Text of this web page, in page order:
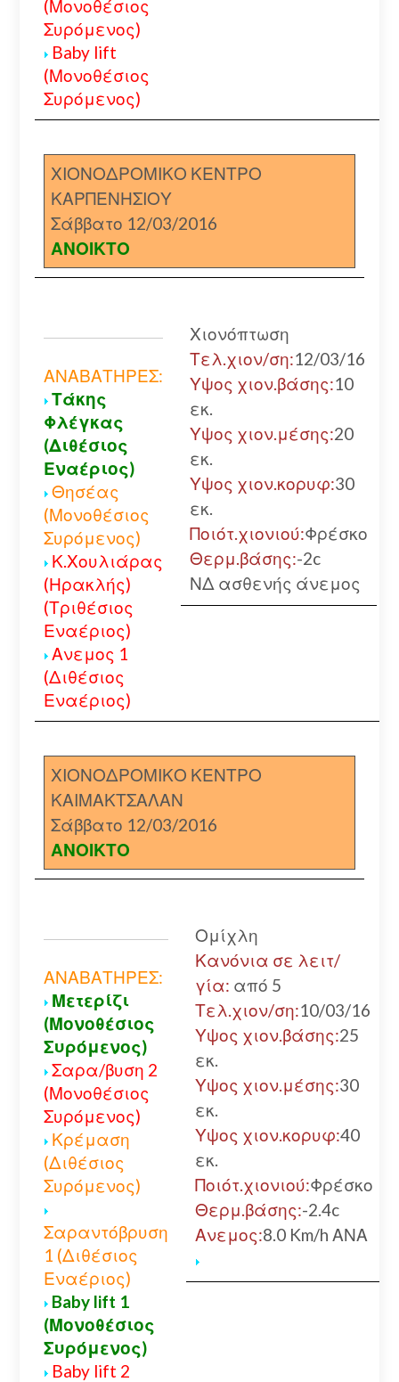
(Μονοθέσιος
Συρόμενος)
Baby lift
(Μονοθέσιος
Συρόμενος)
ΧΙΟΝΟΔΡΟΜΙΚΟ ΚΕΝΤΡΟ
ΚΑΡΠΕΝΗΣΙΟΥ
Σάββατο 12/03/2016
ΑΝΟΙΚΤΟ
ΑΝΑΒΑΤΗΡΕΣ:
Τάκης
Φλέγκας
(Διθέσιος
Εναέριος)
Θησέας
(Μονοθέσιος
Συρόμενος)
Κ.Χουλιάρας
(Ηρακλής)
(Τριθέσιος
Εναέριος)
Ανεμος 1
(Διθέσιος
Εναέριος)
Χιονόπτωση
Τελ.χιον/ση:12/03/16
Υψος χιον.βάσης:10
εκ.
Υψος χιον.μέσης:20
εκ.
Υψος χιον.κορυφ:30
εκ.
Ποιότ.χιονιού:Φρέσκο
Θερμ.βάσης:-2c
ΝΔ ασθενής άνεμος
ΧΙΟΝΟΔΡΟΜΙΚΟ ΚΕΝΤΡΟ
ΚΑΙΜΑΚΤΣΑΛΑΝ
Σάββατο 12/03/2016
ΑΝΟΙΚΤΟ
ΑΝΑΒΑΤΗΡΕΣ:
Μετερίζι
(Μονοθέσιος
Συρόμενος)
Σαρα/βυση 2
(Μονοθέσιος
Συρόμενος)
Κρέμαση
(Διθέσιος
Συρόμενος)
Σαραντόβρυση
1 (Διθέσιος
Εναέριος)
Baby lift 1
(Μονοθέσιος
Συρόμενος)
Baby lift 2
Ομίχλη
Κανόνια σε λειτ/
γία: από 5
Τελ.χιον/ση:10/03/16
Υψος χιον.βάσης:25
εκ.
Υψος χιον.μέσης:30
εκ.
Υψος χιον.κορυφ:40
εκ.
Ποιότ.χιονιού:Φρέσκο
Θερμ.βάσης:-2.4c
Ανεμος:8.0 Km/h ΑΝΑ